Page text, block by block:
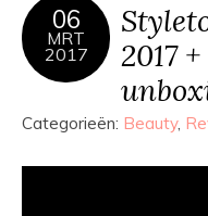
06
MRT
2017
2017
Categorieën: Beauty,